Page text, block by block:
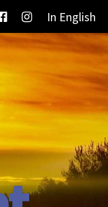
In English